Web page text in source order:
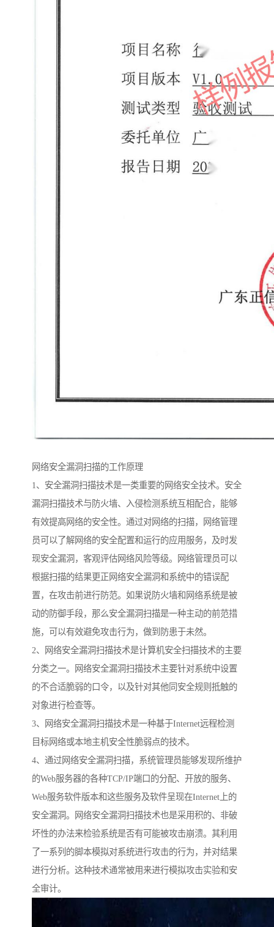
网络安全漏洞扫描的工作原理
1、安全漏洞扫描技术是一类重要的网络安全技术。安全
漏洞扫描技术与防火墙、入侵检测系统互相配合，能够
有效提高网络的安全性。通过对网络的扫描，网络管理
员可以了解网络的安全配置和运行的应用服务，及时发
现安全漏洞，客观评估网络风险等级。网络管理员可以
根据扫描的结果更正网络安全漏洞和系统中的错误配
置，在攻击前进行防范。如果说防火墙和网络系统是被
动的防御手段，那么安全漏洞扫描是一种主动的前范措
施，可以有效避免攻击行为，做到防患于未然。
2、网络安全漏洞扫描技术是计算机安全扫描技术的主要
分类之一。网络安全漏洞扫描技术主要针对系统中设置
的不合适脆弱的口令，以及针对其他同安全规则抵触的
对象进行检查等。
3、网络安全漏洞扫描技术是一种基于Internet远程检测
目标网络或本地主机安全性脆弱点的技术。
4、通过网络安全漏洞扫描，系统管理员能够发现所维护
的Web服务器的各种TCP/IP端口的分配、开放的服务、
Web服务软件版本和这些服务及软件呈现在Internet上的
安全漏洞。网络安全漏洞扫描技术也是采用积的、非破
坏性的办法来检验系统是否有可能被攻击崩溃。其利用
了一系列的脚本模拟对系统进行攻击的行为，并对结果
进行分析。这种技术通常被用来进行模拟攻击实验和安
全审计。